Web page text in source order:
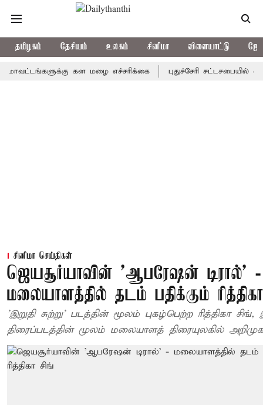
தமிழகம் தேசியம் உலகம் சினிமா விளையாட்டு
கன மழை எச்சரிக்கை புதுச்சேரி சட்டசபையில் வரும்
சினிமா செய்திகள்
ஜெயசூர்யாவின் 'ஆபரேஷன் டிரால்' -
மலையாளத்தில் தடம் பதிக்கும்
'இறுதி சுற்று' படத்தின் மூலம் புகழ்பெற்ற ரித்திகா
திரைப்படத்தின் மூலம் மலையாளத் திரையுலகில்